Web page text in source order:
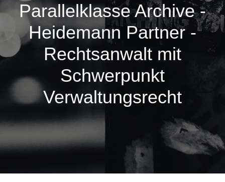
Parallelklasse Archive -
Heidemann Partner -
Rechtsanwalt mit
Schwerpunkt
Verwaltungsrecht